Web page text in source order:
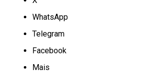
WhatsApp
Telegram
Facebook
Mais